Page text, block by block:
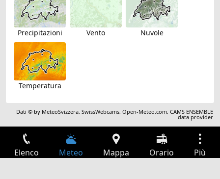
Precipitazioni Vento Nuvole
Temperatura
Dati © by MeteoSvizzera,SwissWebcams,Open-Meteo.com,CAMS ENSEMBLE
data provider
Elenco Meteo Mappa Orario Più